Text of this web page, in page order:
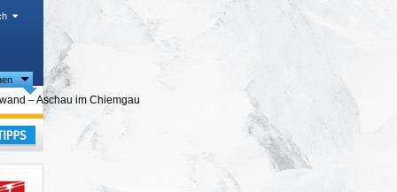
– Aschau im Chiemgau
,